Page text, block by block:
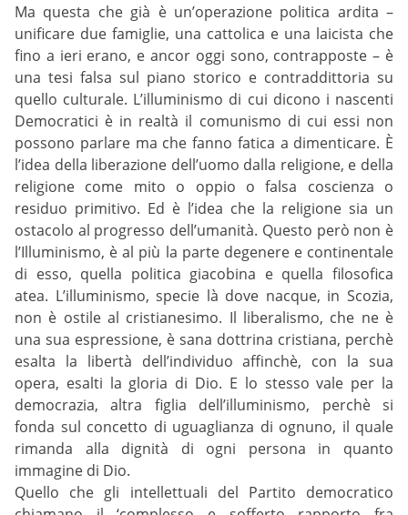
Ma questa che già è un’operazione politica ardita –
unificare due famiglie, una cattolica e una laicista che
fino a ieri erano, e ancor oggi sono, contrapposte – è
una tesi falsa sul piano storico e contraddittoria su
quello culturale. L’illuminismo di cui dicono i nascenti
Democratici è in realtà il comunismo di cui essi non
possono parlare ma che fanno fatica a dimenticare. È
l’idea della liberazione dell’uomo dalla religione, e della
religione come mito o oppio o falsa coscienza o
residuo primitivo. Ed è l’idea che la religione sia un
ostacolo al progresso dell’umanità. Questo però non è
l’Illuminismo, è al più la parte degenere e continentale
di esso, quella politica giacobina e quella filosofica
atea. L’illuminismo, specie là dove nacque, in Scozia,
non è ostile al cristianesimo. Il liberalismo, che ne è
una sua espressione, è sana dottrina cristiana, perchè
esalta la libertà dell’individuo affinchè, con la sua
opera, esalti la gloria di Dio. E lo stesso vale per la
democrazia, altra figlia dell’illuminismo, perchè si
fonda sul concetto di uguaglianza di ognuno, il quale
rimanda alla dignità di ogni persona in quanto
immagine di Dio.
Quello che gli intellettuali del Partito democratico